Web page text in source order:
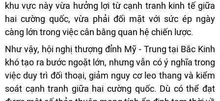
khu vực này vừa hưởng lợi từ cạnh tranh kinh tế giữa
hai cường quốc, vừa phải đối mặt với sức ép ngày
càng lớn trong việc cân bằng quan hệ chiến lược.
Như vậy, hội nghị thượng đỉnh Mỹ - Trung tại Bắc Kinh
khó tạo ra bước ngoặt lớn, nhưng vẫn có ý nghĩa trong
việc duy trì đối thoại, giảm nguy cơ leo thang và kiểm
soát cạnh tranh giữa hai cường quốc. Dù có thể đạt